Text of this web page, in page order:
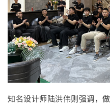
知名设计师陆洪伟则强调，